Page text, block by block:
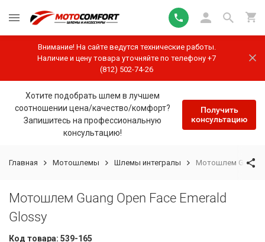
Внимание! На сайте ведутся технические работы.
Наличие и цену товара уточняйте по телефону +7
(812) 502-74-26
Хотите подобрать шлем в лучшем
соотношении цена/качество/комфорт?
Запишитесь на профессиональную
консультацию!
Получить
консультацию
Главная Мотошлемы Шлемы интегралы Мотошлем Guang
Мотошлем Guang Open Face Emerald
Glossy
Код товара: 539-165